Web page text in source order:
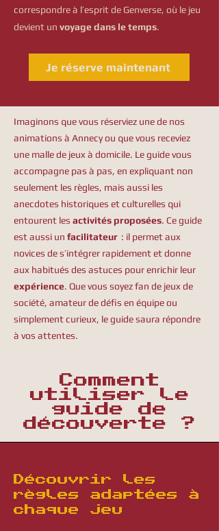
correspondre à l’esprit de Genverse, où le jeu
devient un voyage dans le temps.
Je réserve maintenant
Imaginons que vous réserviez une de nos
animations à Annecy ou que vous receviez
une malle de jeux à domicile. Le guide vous
accompagne pas à pas, en expliquant non
seulement les règles, mais aussi les
anecdotes historiques et culturelles qui
entourent les activités proposées. Ce guide
est aussi un facilitateur : il permet aux
novices de s’intégrer rapidement et donne
aux habitués des astuces pour enrichir leur
expérience. Que vous soyez fan de jeux de
société, amateur de défis en équipe ou
simplement curieux, le guide saura répondre
à vos attentes.
Comment
utiliser le
guide de
découverte ?
Découvrir les
règles adaptées à
chaque jeu